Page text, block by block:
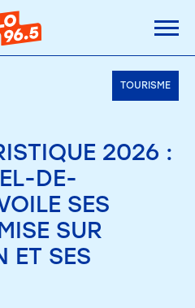
TOURISME
2026 :
DE-
SES
SUR
ET SES